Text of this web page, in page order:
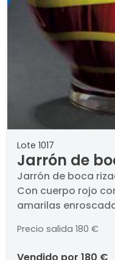
Lote 1017
Jarrón de
cristal de
Jarrón de boca
Con cuerpo rojo
amarilas
Precio salida 180 €